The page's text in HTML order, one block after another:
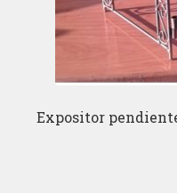
Expositor